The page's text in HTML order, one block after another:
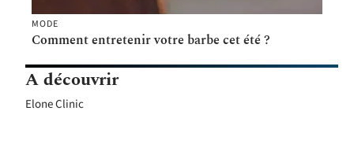
MODE
Comment entretenir votre barbe cet été ?
A découvrir
Elone Clinic